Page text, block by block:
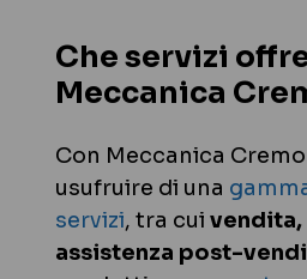
Che servizi
Meccanica
Con Meccanica
usufruire di una
servizi, tra cui vendita,
assistenza post-